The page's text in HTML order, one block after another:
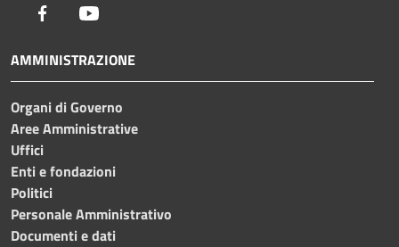
Facebook
AMMINISTRAZIONE
Organi di Governo
Aree Amministrative
Uffici
Enti e fondazioni
Politici
Personale Amministrativo
Documenti e dati